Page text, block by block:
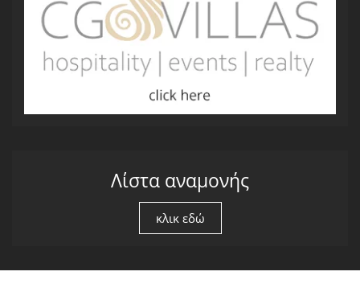
Λίστα αναμονής
κλικ εδώ